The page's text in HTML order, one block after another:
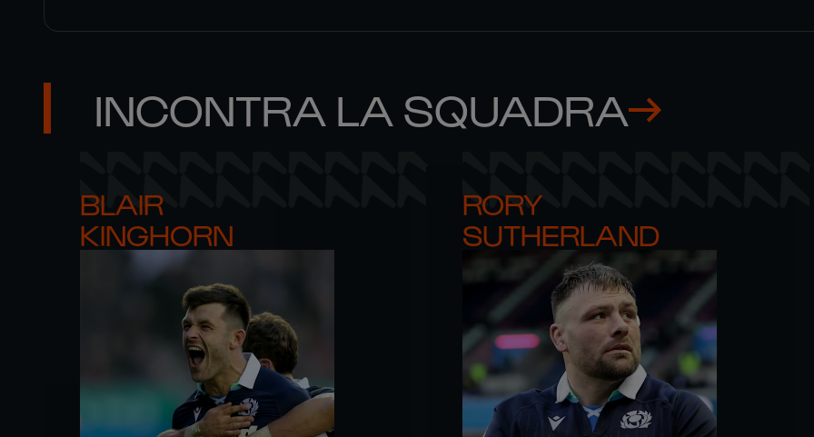
INCONTRA LA SQUADRA
BLAIR
KINGHORN
RORY
SUTHERLAND